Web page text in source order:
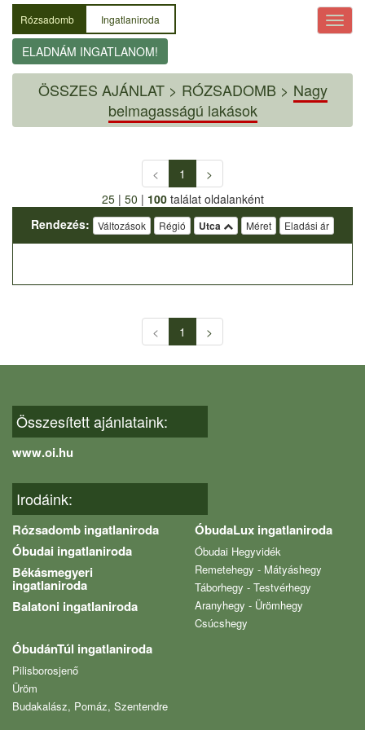
Rózsadomb Ingatlaniroda
ELADNÁM INGATLANOM!
ÖSSZES AJÁNLAT> RÓZSADOMB > Nagy
belmagasságú lakások
< 1
>
25| 50 | 100találat oldalanként
Rendezés:
Változások Régió Utca Méret Eladási ár
< 1 >
Összesített ajánlataink:
www.oi.hu
Irodáink:
Rózsadomb ingatlaniroda
Óbudai ingatlaniroda
Békásmegyeri
ingatlaniroda
Balatoni ingatlaniroda
ÓbudaLux ingatlaniroda
Óbudai Hegyvidék
Remetehegy - Mátyáshegy
Táborhegy - Testvérhegy
Aranyhegy - Ürömhegy
Csúcshegy
ÓbudánTúl ingatlaniroda
Pilisborosjenő
Üröm
Budakalász, Pomáz, Szentendre